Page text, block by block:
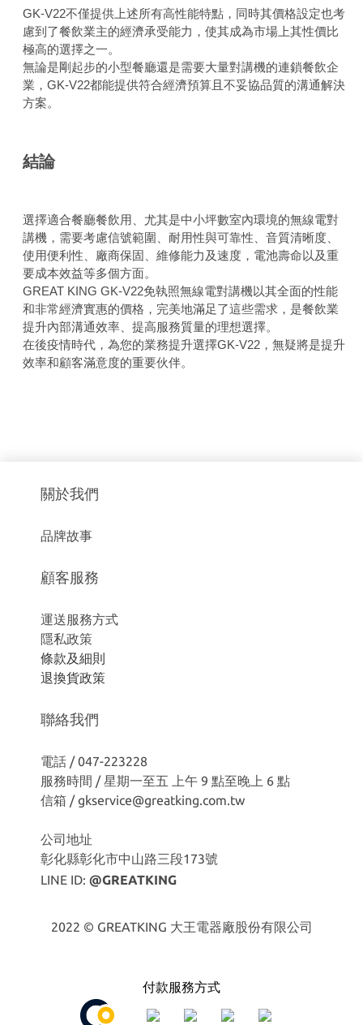
GK-V22不僅提供上述所有高性能特點，同時其價格設定也考
慮到了餐飲業主的經濟承受能力，使其成為市場上其性價比
極高的選擇之一。
無論是剛起步的小型餐廳還是需要大量對講機的連鎖餐飲企
業，GK-V22都能提供符合經濟預算且不妥協品質的溝通解決
方案。
結論
選擇適合餐廳餐飲用、尤其是中小坪數室內環境的無線電對
講機，需要考慮信號範圍、耐用性與可靠性、音質清晰度、
使用便利性、廠商保固、維修能力及速度，電池壽命以及重
要成本效益等多個方面。
GREAT KING GK-V22免執照無線電對講機以其全面的性能
和非常經濟實惠的價格，完美地滿足了這些需求，是餐飲業
提升內部溝通效率、提高服務質量的理想選擇。
在後疫情時代，為您的業務提升選擇GK-V22，無疑將是提升
效率和顧客滿意度的重要伙伴。
關於我們
品牌故事
顧客服務
運送服務方式
隱私政策
條款及細則
退換貨政策
聯絡我們
電話 / 047-223228
服務時間 / 星期一至五 上午 9 點至晚上 6 點
信箱 / gkservice@greatking.com.tw
公司地址
彰化縣彰化市中山路三段173號
LINE ID: @GREATKING
2022 © GREATKING 大王電器廠股份有限公司
付款服務方式